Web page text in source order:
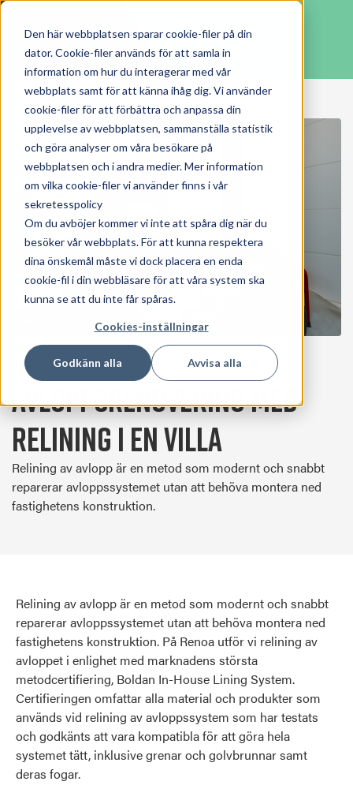
Den här webbplatsen sparar cookie-filer på din
dator. Cookie-filer används för att samla in
information om hur du interagerar med vår
webbplats samt för att känna ihåg dig. Vi använder
cookie-filer för att förbättra och anpassa din
upplevelse av webbplatsen, sammanställa statistik
och göra analyser om våra besökare på
webbplatsen och i andra medier. Mer information
om vilka cookie-filer vi använder finns i vår
sekretesspolicy
Om du avböjer kommer vi inte att spåra dig när du
besöker vår webbplats. För att kunna respektera
dina önskemål måste vi dock placera en enda
cookie-fil i din webbläsare för att våra system ska
kunna se att du inte får spåras.
Cookies-inställningar
Godkänn alla Avvisa alla
29.11.2022
Avloppsrenovering med
relining i en villa
Relining av avlopp är en metod som modernt och snabbt
reparerar avloppssystemet utan att behöva montera ned
fastighetens konstruktion.
Relining av avlopp är en metod som modernt och snabbt
reparerar avloppssystemet utan att behöva montera ned
fastighetens konstruktion. På Renoa utför vi relining av
avloppet i enlighet med marknadens största
metodcertifiering, Boldan In-House Lining System.
Certifieringen omfattar alla material och produkter som
används vid relining av avloppssystem som har testats
och godkänts att vara kompatibla för att göra hela
systemet tätt, inklusive grenar och golvbrunnar samt
deras fogar.